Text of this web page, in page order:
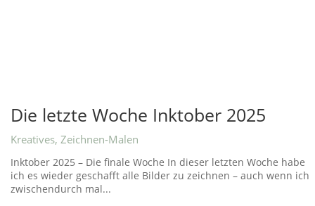
Die letzte Woche Inktober 2025
Kreatives, Zeichnen-Malen
Inktober 2025 – Die finale Woche In dieser letzten Woche habe
ich es wieder geschafft alle Bilder zu zeichnen – auch wenn ich
zwischendurch mal...